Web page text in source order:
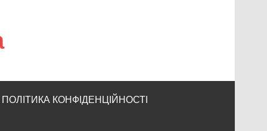
ПОЛІТИКА КОНФІДЕНЦІЙНОСТІ